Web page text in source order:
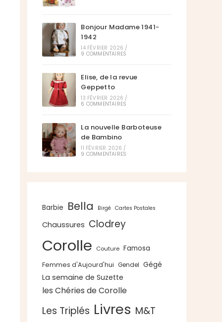
Bonjour Madame 1941-
1942
14 FÉVRIER 2026 /
9 COMMENTAIRES
Elise, de la revue
Geppetto
13 FÉVRIER 2026 /
6 COMMENTAIRES
La nouvelle Barboteuse
de Bambino
11 FÉVRIER 2026 /
9 COMMENTAIRES
Barbie Bella Birgé Cartes Postales
Chaussures Clodrey
Corolle Couture Famosa
Femmes d'Aujourd'hui Gendel Gégé
La semaine de Suzette
les Chéries de Corolle
Les Triplés Livres M&T